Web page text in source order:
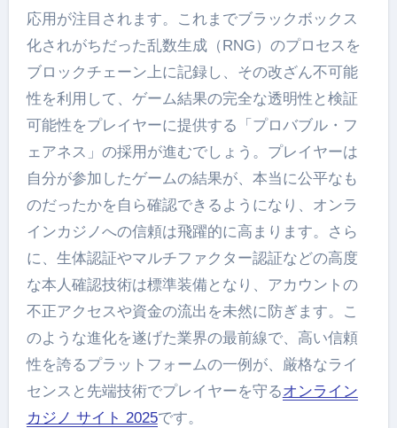
応用が注目されます。これまでブラックボックス
化されがちだった乱数生成（RNG）のプロセスを
ブロックチェーン上に記録し、その改ざん不可能
性を利用して、ゲーム結果の完全な透明性と検証
可能性をプレイヤーに提供する「プロバブル・フ
ェアネス」の採用が進むでしょう。プレイヤーは
自分が参加したゲームの結果が、本当に公平なも
のだったかを自ら確認できるようになり、オンラ
インカジノへの信頼は飛躍的に高まります。さら
に、生体認証やマルチファクター認証などの高度
な本人確認技術は標準装備となり、アカウントの
不正アクセスや資金の流出を未然に防ぎます。こ
のような進化を遂げた業界の最前線で、高い信頼
性を誇るプラットフォームの一例が、厳格なライ
センスと先端技術でプレイヤーを守るオンライン
カジノ サイト 2025です。